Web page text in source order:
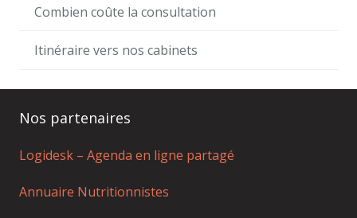
Combien coûte la consultation
Itinéraire vers nos cabinets
Nos partenaires
Logidesk – Agenda en ligne partagé
Annuaire Nutritionnistes